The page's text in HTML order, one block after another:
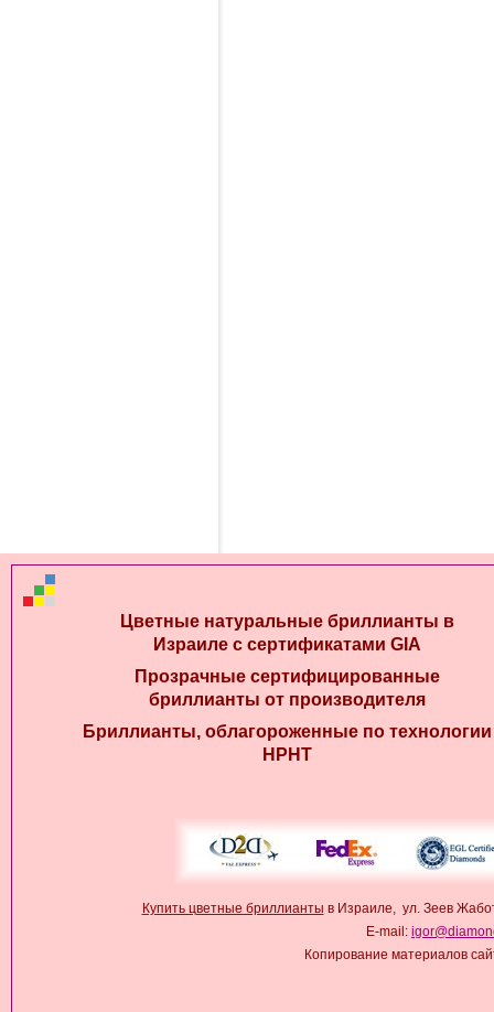
Цветные натуральные бриллианты в
Израиле с сертификатами GIA
Прозрачные сертифицированные
бриллианты от производителя
Бриллианты, облагороженные по технологии
HPHT
Купить цветные бриллианты в Израиле, ул. Зеев
E-mail:
Копирование материалов